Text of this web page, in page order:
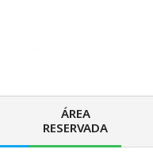
ÁREA
RESERVADA